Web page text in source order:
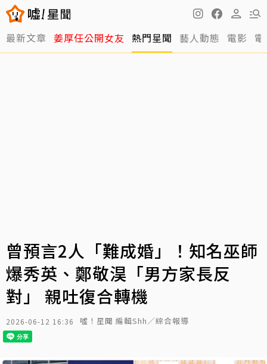
最新文章 姜厚任公開女友 熱門星聞 藝人動態 電影
曾預言2人「難成婚」！知名巫師
爆秀英、鄭敬淏「男方家長反
對」 親吐復合轉機
2026-06-12 16:36 噓！星聞 編輯Shh／綜合報導